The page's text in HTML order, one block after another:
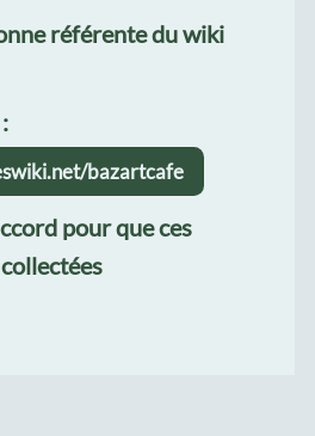
référente du wiki
bazartcafe
pour que ces